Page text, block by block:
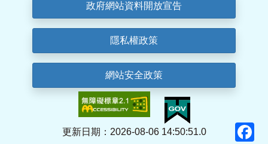
政府網站資料開放宣告
隱私權政策
網站安全政策
更新日期：2026-08-06 14:50:51.0